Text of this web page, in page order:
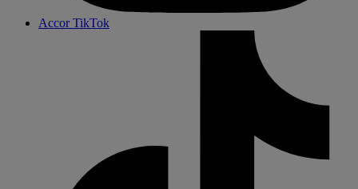
Accor TikTok